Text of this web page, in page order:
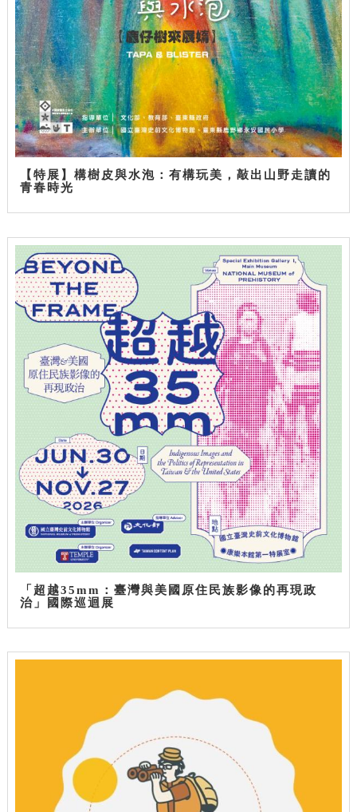
【特展】構樹皮與水泡：有構玩美，敲出山野走讀的
青春時光
「超越35mm：臺灣與美國原住民族影像的再現政
治」國際巡迴展